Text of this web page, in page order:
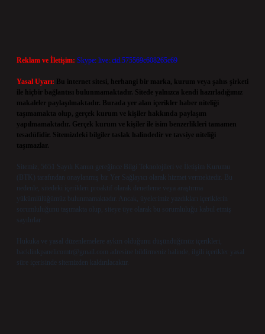
Reklam ve İletişim: Skype: live:.cid.575569c608265c69
Yasal Uyarı:
Bu internet sitesi, herhangi bir marka, kurum veya şahıs şirketi
ile hiçbir bağlantısı bulunmamaktadır. Sitede yalnızca kendi hazırladığımız
makaleler paylaşılmaktadır. Burada yer alan içerikler haber niteliği
taşımamakta olup, gerçek kurum ve kişiler hakkında paylaşım
yapılmamaktadır. Gerçek kurum ve kişiler ile isim benzerlikleri tamamen
tesadüfidir. Sitemizdeki bilgiler taslak halindedir ve tavsiye niteliği
taşımazlar.
Sitemiz, 5651 Sayılı Kanun gereğince Bilgi Teknolojileri ve İletişim Kurumu
(BTK) tarafından onaylanmış bir Yer Sağlayıcı olarak hizmet vermektedir. Bu
nedenle, sitedeki içerikleri proaktif olarak denetleme veya araştırma
yükümlülüğümüz bulunmamaktadır. Ancak, üyelerimiz yazdıkları içeriklerin
sorumluluğunu taşımakta olup, siteye üye olarak bu sorumluluğu kabul etmiş
sayılırlar.
Hukuka ve yasal düzenlemelere aykırı olduğunu düşündüğünüz içerikleri,
backlinkpanelicomtr@gmail.com adresine bildirmeniz halinde, ilgili içerikler yasal
süre içerisinde sitemizden kaldırılacaktır.